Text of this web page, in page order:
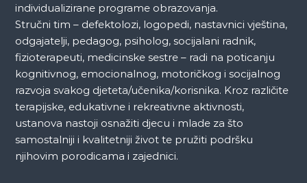
individualizirane programe obrazovanja.
Stručni tim – defektolozi, logopedi, nastavnici vještina,
odgajatelji, pedagog, psiholog, socijalani radnik,
fizioterapeuti, medicinske sestre – radi na poticanju
kognitivnog, emocionalnog, motoričkog i socijalnog
razvoja svakog djeteta/učenika/korisnika. Kroz različite
terapijske, edukativne i rekreativne aktivnosti,
ustanova nastoji osnažiti djecu i mlade za što
samostalniji i kvalitetniji život te pružiti podršku
njihovim porodicama i zajednici.